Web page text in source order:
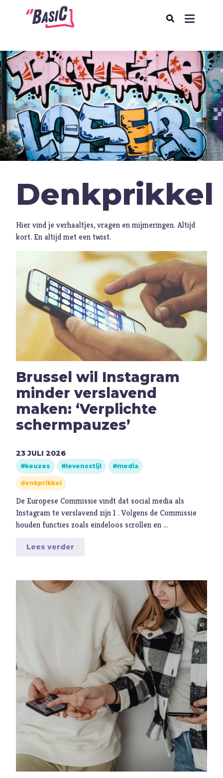
Over BasiC
Programma's
BasiC Let’s Move
BasiC Move It
BasiC Movement
Expeditie Klooster
Samenleving
Seksualiteit
Muziek
Internationaal
Identiteit
Categorieën
Blog
Denkprikkel
Video
Alle onderwerpen
Ambitie
Angst
Antisemitisme
B
Belijden
Beproeving
Bidden
C
Criminaliteit
Cultuur
E
Eenzaamheid
Eerlijkheid
Fantasie
Geld
Genade
Geweld
Denkprikkel
Hier vind je verhaaltjes, vragen en mijmeringen. Altijd
kort. En altijd met een twist.
Brussel wil Instagram
minder verslavend
maken: ‘Verplichte
schermpauzes’
23 JULI 2026
keuzes levensstijl media
denkprikkel
De Europese Commissie vindt dat social media als
Instagram te verslavend zijn 1 . Volgens de Commissie
houden functies zoals eindeloos scrollen en …
Lees verder